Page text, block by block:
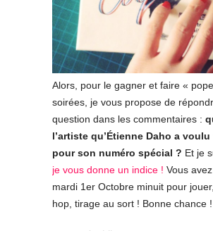
Alors, pour le gagner et faire «
soirées, je vous propose de
question dans les commentaires :
l’artiste qu’Étienne Daho a
pour son numéro spécial ? Et je
je vous donne un indice ! Vous avez
mardi 1er Octobre minuit pour
hop, tirage au sort ! Bonne chance !